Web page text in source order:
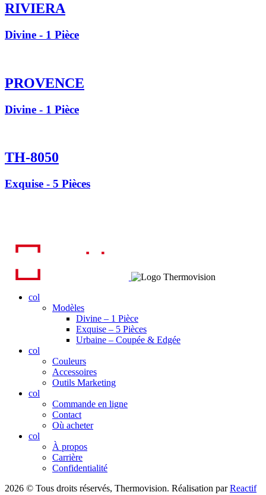
RIVIERA
Divine - 1 Pièce
PROVENCE
Divine - 1 Pièce
TH-8050
Exquise - 5 Pièces
col
Modèles
Divine – 1 Pièce
Exquise – 5 Pièces
Urbaine – Coupée & Edgée
col
Couleurs
Accessoires
Outils Marketing
col
Commande en ligne
Contact
Où acheter
col
À propos
Carrière
Confidentialité
2026 © Tous droits réservés, Thermovision. Réalisation parReactif